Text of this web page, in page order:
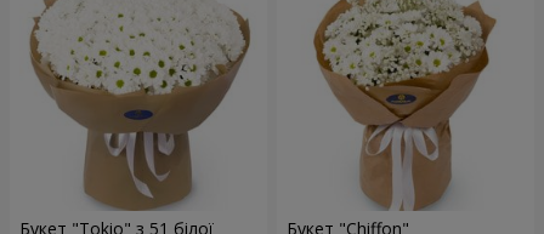
Букет "Tokio" з 51 білої Букет "Chiffon"